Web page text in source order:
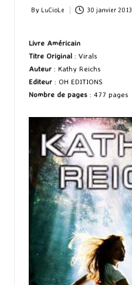
Posted
By LuCioLe 30 janvier 2013
Livre Américain
Titre Original : Virals
Auteur : Kathy Reichs
Editeur : OH EDITIONS
Nombre de pages : 477 pages